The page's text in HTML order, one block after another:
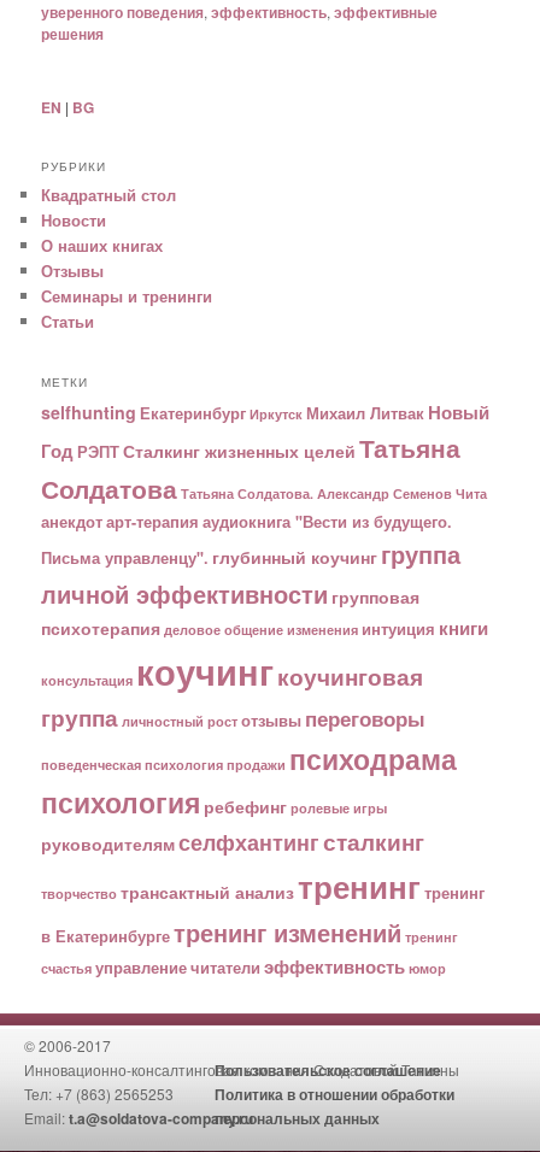
уверенного поведения,эффективность,эффективные
решения
EN | BG
РУБРИКИ
Квадратный стол
Новости
О наших книгах
Отзывы
Семинары и тренинги
Статьи
МЕТКИ
selfhunting Екатеринбург Иркутск Михаил Литвак Новый
Год РЭПТСталкинг жизненных целей Татьяна
Солдатова Татьяна Солдатова. Александр Семенов Чита
анекдотарт-терапия аудиокнига "Вести из будущего.
Письма управленцу". глубинный коучинг группа
личной эффективности групповая
психотерапия деловое общение изменения интуиция книги
консультация коучингкоучинговая
группа личностный рост отзывы переговоры
поведенческая психология продажи психодрама
психология ребефинг ролевые игры
руководителямселфхантингсталкинг
творчество трансактный анализтренинг тренинг
в Екатеринбургетренинг изменений тренинг
счастья управлениечитатели эффективность юмор
© 2006-2017
Инновационно-консалтинговая компания Солдатовой Татьяны
Тел: +7 (863) 2565253
Email:t.a@soldatova-company.ru
Пользовательское соглашение
Политика в отношении обработки
персональных данных